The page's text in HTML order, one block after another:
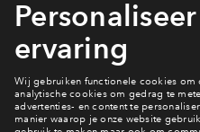
Interesse?
Hiermee blijf je op de hoogte